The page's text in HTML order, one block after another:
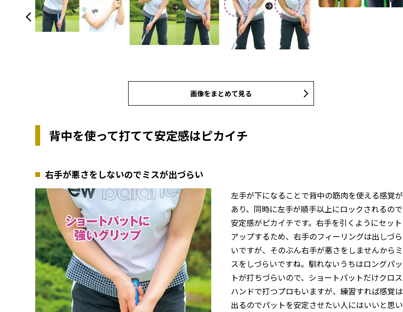
画像をまとめて見る
背中を使って打てて安定感はピカイチ
右手が悪さをしないのでミスが出づらい
左手が下になることで背中の筋肉を使える感覚が
あり、同時に左手が順手以上にロックされるので
安定感がピカイチです。右手を引くようにセット
アップするため、右手のフィーリングは出しづら
いですが、そのぶん右手が悪さをしませんからミ
スをしづらいですね。馴れないうちはロングパッ
トが打ちづらいので、ショートパットだけクロス
ハンドで打つプロもいますが、練習すれば感覚は
出るのでパットを安定させたい人にはいいと思い